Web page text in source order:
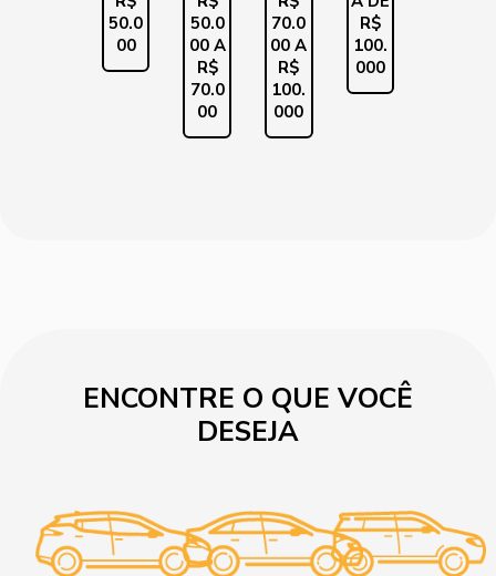
50.0
00
50.0
00 A
R$
70.0
00
70.0
00 A
R$
100.
000
R$
100.
000
ENCONTRE O QUE VOCÊ
DESEJA